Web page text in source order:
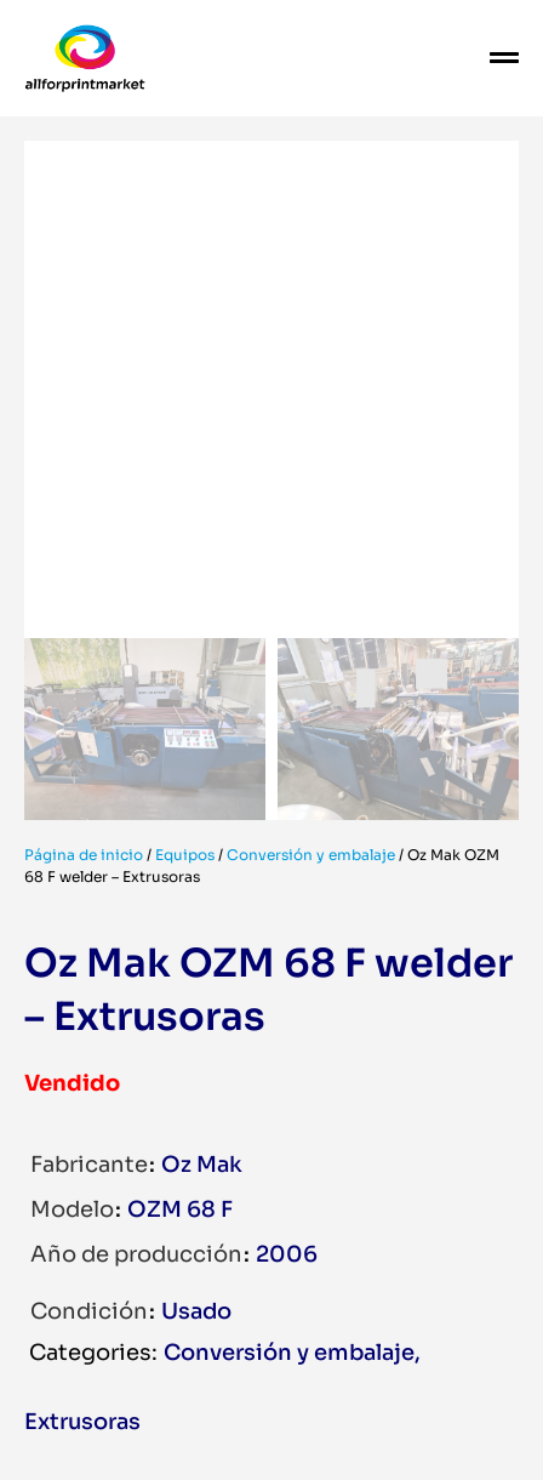
Página de inicio / Equipos / Conversión y embalaje / Oz Mak OZM
68 F welder – Extrusoras
Oz Mak OZM 68 F welder
– Extrusoras
Vendido
Fabricante Oz Mak
Modelo OZM 68 F
Año de producción 2006
Condición Usado
Conversión y embalaje
Extrusoras